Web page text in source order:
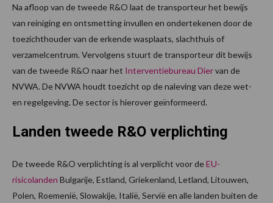
Na afloop van de tweede R&O laat de transporteur het bewijs
van reiniging en ontsmetting invullen en ondertekenen door de
toezichthouder van de erkende wasplaats, slachthuis of
verzamelcentrum. Vervolgens stuurt de transporteur dit bewijs
van de tweede R&O naar het Interventiebureau Diervan de
NVWA. De NVWA houdt toezicht op de naleving van deze wet-
en regelgeving. De sector is hierover geïnformeerd.
Landen tweede R&O verplichting
De tweede R&O verplichting is al verplicht voor deEU-
risicolanden Bulgarije, Estland, Griekenland, Letland, Litouwen,
Polen, Roemenië, Slowakije, Italië, Servië en alle landen buiten de